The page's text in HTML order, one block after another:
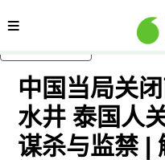
内容分类
中国当局关
水井 泰国人
谋杀与监禁 |